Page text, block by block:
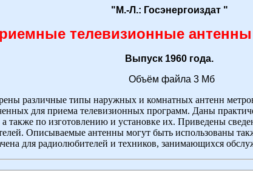
"М.-Л.: Госэнергоиздат "
телевизионные антенны
Выпуск 1960 года.
Объём файла 3 Мб
различные типы наружных и комнатных антенн
для приема телевизионных программ. Даны
также по изготовлению и установке их. Приведены
Описываемые антенны могут быть использованы
для радиолюбителей и техников, занимающихся